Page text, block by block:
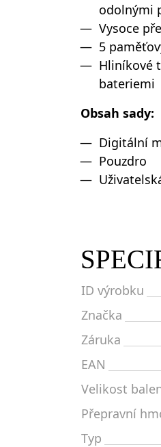
odolnými
Vysoce
5
Hliníkové
bateriemi
Obsah sady:
Digitální
Pouzdro
ID výrobku
Značka
Záruka
EAN
Velikost
Přepravní
Typ